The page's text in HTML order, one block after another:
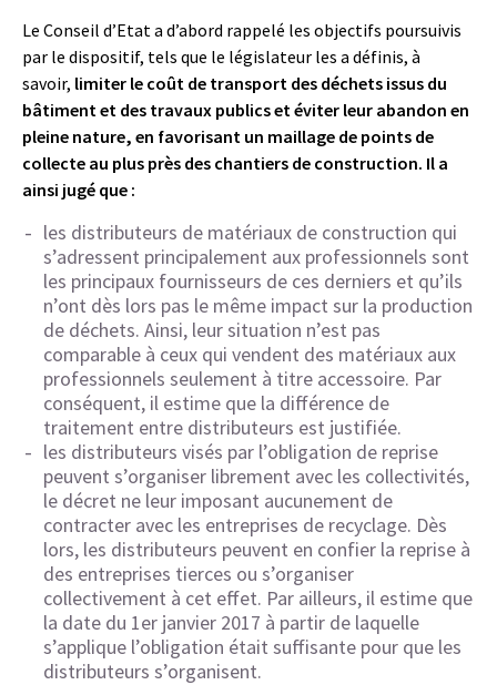
Le Conseil d’Etat a d’abord rappelé les objectifs poursuivis
par le dispositif, tels que le législateur les a définis, à
savoir, limiter le coût de transport des déchets issus du
bâtiment et des travaux publics et éviter leur abandon en
pleine nature, en favorisant un maillage de points de
collecte au plus près des chantiers de construction. Il a
ainsi jugé que :
les distributeurs de matériaux de construction qui
s’adressent principalement aux professionnels sont
les principaux fournisseurs de ces derniers et qu’ils
n’ont dès lors pas le même impact sur la production
de déchets. Ainsi, leur situation n’est pas
comparable à ceux qui vendent des matériaux aux
professionnels seulement à titre accessoire. Par
conséquent, il estime que la différence de
traitement entre distributeurs est justifiée.
les distributeurs visés par l’obligation de reprise
peuvent s’organiser librement avec les collectivités,
le décret ne leur imposant aucunement de
contracter avec les entreprises de recyclage. Dès
lors, les distributeurs peuvent en confier la reprise à
des entreprises tierces ou s’organiser
collectivement à cet effet. Par ailleurs, il estime que
la date du 1er janvier 2017 à partir de laquelle
s’applique l’obligation était suffisante pour que les
distributeurs s’organisent.